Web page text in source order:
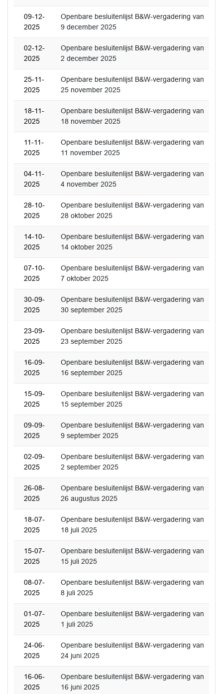
09-12-
2025
Openbare besluitenlijst B&W-vergadering van
9 december 2025
02-12-
2025
Openbare besluitenlijst B&W-vergadering van
2 december 2025
25-11-
2025
Openbare besluitenlijst B&W-vergadering van
25 november 2025
18-11-
2025
Openbare besluitenlijst B&W-vergadering van
18 november 2025
11-11-
2025
Openbare besluitenlijst B&W-vergadering van
11 november 2025
04-11-
2025
Openbare besluitenlijst B&W-vergadering van
4 november 2025
28-10-
2025
Openbare besluitenlijst B&W-vergadering van
28 oktober 2025
14-10-
2025
Openbare besluitenlijst B&W-vergadering van
14 oktober 2025
07-10-
2025
Openbare besluitenlijst B&W-vergadering van
7 oktober 2025
30-09-
2025
Openbare besluitenlijst B&W-vergadering van
30 september 2025
23-09-
2025
Openbare besluitenlijst B&W-vergadering van
23 september 2025
16-09-
2025
Openbare besluitenlijst B&W-vergadering van
16 september 2025
15-09-
2025
Openbare besluitenlijst B&W-vergadering van
15 september 2025
09-09-
2025
Openbare besluitenlijst B&W-vergadering van
9 september 2025
02-09-
2025
Openbare besluitenlijst B&W-vergadering van
2 september 2025
26-08-
2025
Openbare besluitenlijst B&W-vergadering van
26 augustus 2025
18-07-
2025
Openbare besluitenlijst B&W-vergadering van
18 juli 2025
15-07-
2025
Openbare besluitenlijst B&W-vergadering van
15 juli 2025
08-07-
2025
Openbare besluitenlijst B&W-vergadering van
8 juli 2025
01-07-
2025
Openbare besluitenlijst B&W-vergadering van
1 juli 2025
24-06-
2025
Openbare besluitenlijst B&W-vergadering van
24 juni 2025
16-06-
2025
Openbare besluitenlijst B&W-vergadering van
16 juni 2025